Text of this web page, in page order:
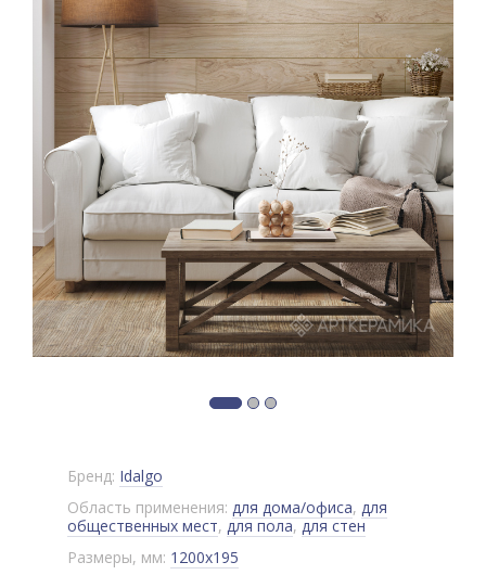
Бренд: Idalgo
Область применения: для дома/офиса, для
общественных мест, для пола,для стен
Размеры, мм: 1200x195